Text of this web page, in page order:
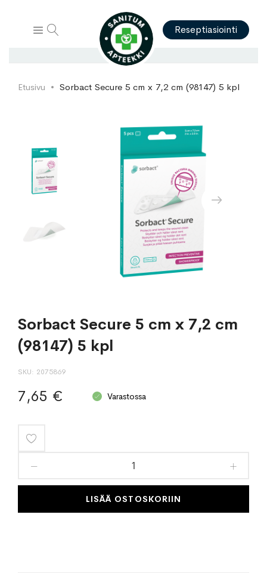
Reseptiasiointi
Etusivu Sorbact Secure 5 cm x 7,2 cm (98147) 5 kpl
end
the
images
beginning
the
images
Sorbact Secure 5 cm x 7,2 cm
(98147) 5 kpl
SKU 2075869
7,65 € Varastossa
toivelistaan
LISÄÄ OSTOSKORIIN